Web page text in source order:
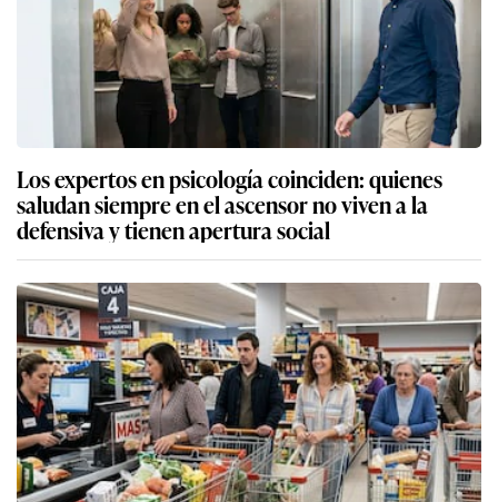
Los expertos en psicología coinciden: quienes
saludan siempre en el ascensor no viven a la
defensiva y tienen apertura social